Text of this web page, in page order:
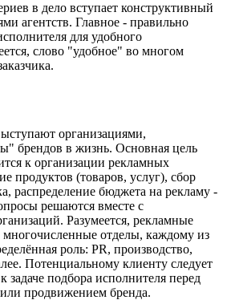
в дело вступает конструктивный
агентств. Главное - правильно
для удобного
слово "удобное" во многом
организациями,
брендов в жизнь. Основная цель
к организации рекламных
продуктов (товаров, услуг), сбор
распределение бюджета на рекламу -
решаются вместе с
Разумеется, рекламные
многочисленные отделы, каждому из
роль: PR, производство,
Потенциальному клиенту следует
задаче подбора исполнителя перед
продвижением бренда.